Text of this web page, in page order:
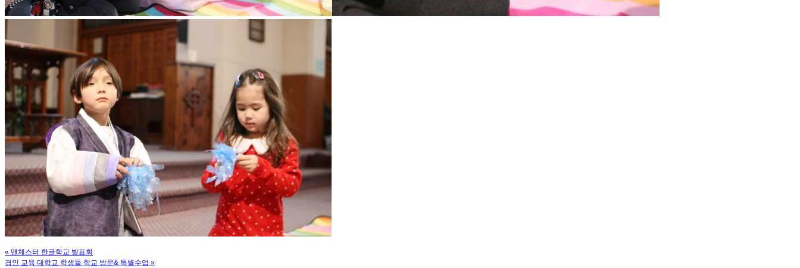
« 맨체스터 한글학교 발표회
경인 교육 대학교 학생들 학교 방문& 특별수업 »